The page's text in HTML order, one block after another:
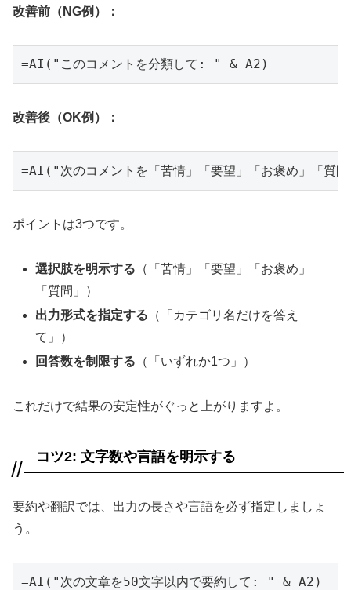
改善前（NG例）：
=AI("このコメントを分類して: " & A2)
改善後（OK例）：
=AI("次のコメントを「苦情」「要望」「お褒め」「
ポイントは3つです。
選択肢を明示する （「苦情」「要望」「お褒め」
「質問」）
出力形式を指定する （「カテゴリ名だけを答え
て」）
回答数を制限する （「いずれか1つ」）
これだけで結果の安定性がぐっと上がりますよ。
コツ2: 文字数や言語を明示する
要約や翻訳では、出力の長さや言語を必ず指定しましょ
う。
=AI("次の文章を50文字以内で要約して: " & A2)